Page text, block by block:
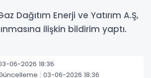
Dağıtım Enerji ve Yatırım A.Ş,
ilişkin bildirim yaptı.
06-2026 18:36
: 03-06-2026 18:36